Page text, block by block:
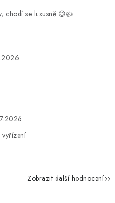
chodí se luxusně 😉👍
vyřízení
Zobrazit další hodnocení